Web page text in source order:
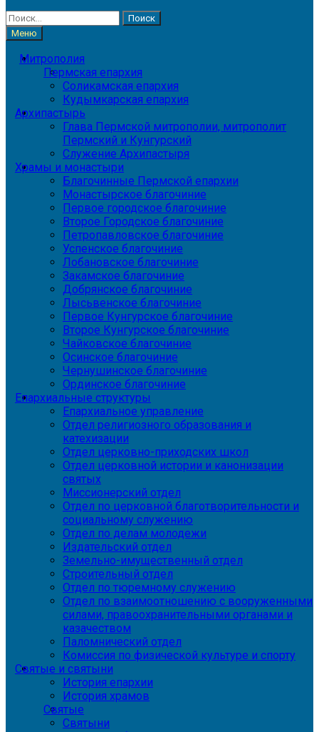
Найти:
Меню
Митрополия
Пермская епархия
Соликамская епархия
Кудымкарская епархия
Архипастырь
Глава Пермской митрополии, митрополит
Пермский и Кунгурский
Служение Архипастыря
Храмы и монастыри
Благочинные Пермской епархии
Монастырское благочиние
Первое городское благочиние
Второе Городское благочиние
Петропавловское благочиние
Успенское благочиние
Лобановское благочиние
Закамское благочиние
Добрянское благочиние
Лысьвенское благочиние
Первое Кунгурское благочиние
Второе Кунгурское благочиние
Чайковское благочиние
Осинское благочиние
Чернушинское благочиние
Ординское благочиние
Епархиальные структуры
Епархиальное управление
Отдел религиозного образования и
катехизации
Отдел церковно-приходских школ
Отдел церковной истории и канонизации
святых
Миссионерский отдел
Отдел по церковной благотворительности и
социальному служению
Отдел по делам молодежи
Издательский отдел
Земельно-имущественный отдел
Строительный отдел
Отдел по тюремному служению
Отдел по взаимоотношению с вооруженными
силами, правоохранительными органами и
казачеством
Паломнический отдел
Комиссия по физической культуре и спорту
Святые и святыни
История епархии
История храмов
Святые
Святыни